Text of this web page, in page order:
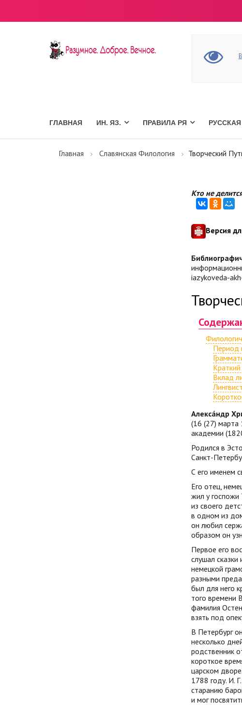
ГЛАВНАЯ ИН. ЯЗ. ПРАВИЛА РЯ
Главная Славянская Филология Творческий
Кто не
Версия
iazykoveda-
Период
Вклад
Алекса́ндр
(16 (27) марта
академии
Родился в
Санкт-
С его именем
Его отец,
жил у госпожи
из своего
в одном из
он любил
образом он
Первое его
слушал сказки
немецкой
разными
был для него
того времени
фамилия
взять под
В Петербург
несколько
родственник
короткое
царском
1788 году. И.
старанию
и мог